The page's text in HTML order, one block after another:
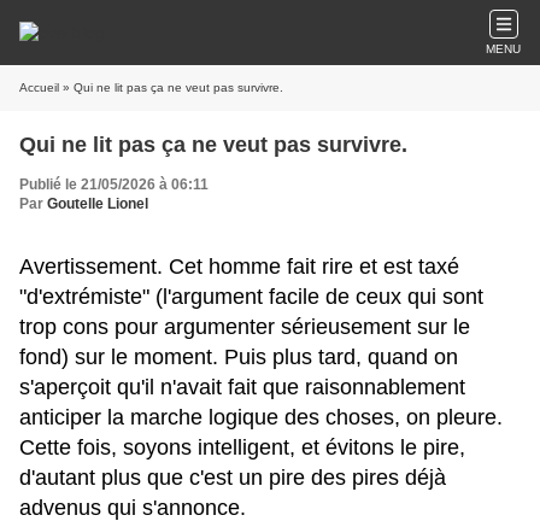
MENU
Accueil » Qui ne lit pas ça ne veut pas survivre.
Qui ne lit pas ça ne veut pas survivre.
Publié le 21/05/2026 à 06:11
Par Goutelle Lionel
Avertissement. Cet homme fait rire et est taxé
"d'extrémiste" (l'argument facile de ceux qui sont
trop cons pour argumenter sérieusement sur le
fond) sur le moment. Puis plus tard, quand on
s'aperçoit qu'il n'avait fait que raisonnablement
anticiper la marche logique des choses, on pleure.
Cette fois, soyons intelligent, et évitons le pire,
d'autant plus que c'est un pire des pires déjà
advenus qui s'annonce.